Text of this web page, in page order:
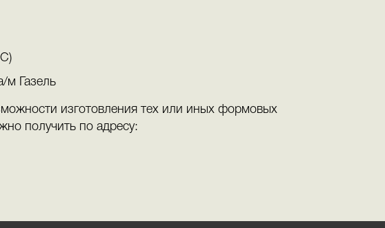
м Газель
изготовления тех или иных формовых
получить по адресу: